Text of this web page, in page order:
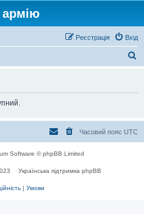
Вхід
Реєстрація
Часовий пояс UTC
Software © phpBB Limited
Українська підтримка phpBB
| Умови